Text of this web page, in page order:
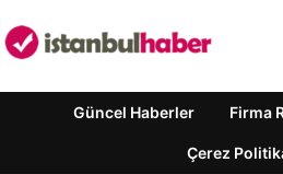
Güncel Haberler Firma
Çerez